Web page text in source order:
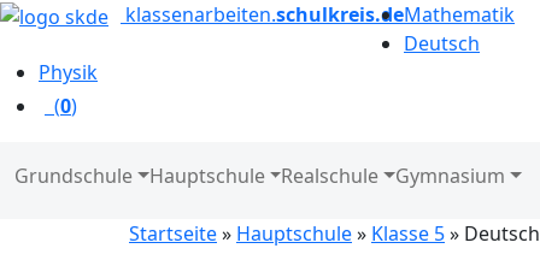
klassenarbeiten.schulkreis.deMathematik
Deutsch
Physik
(0)
Grundschule Hauptschule Realschule Gymnasium
Startseite» Hauptschule» Klasse 5» Deutsch